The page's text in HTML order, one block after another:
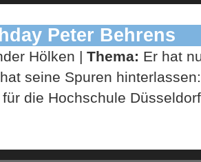
Peter Behrens
Hölken | Thema: Er hat
seine Spuren
die Hochschule